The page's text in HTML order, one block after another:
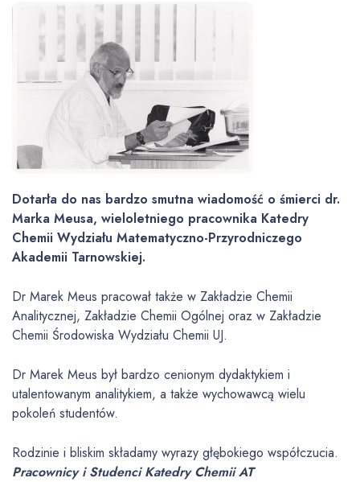
Dotarła do nas bardzo smutna wiadomość o śmierci dr.
Marka Meusa, wieloletniego pracownika Katedry
Chemii Wydziału Matematyczno-Przyrodniczego
Akademii Tarnowskiej.
Dr Marek Meus pracował także w Zakładzie Chemii
Analitycznej, Zakładzie Chemii Ogólnej oraz w Zakładzie
Chemii Środowiska Wydziału Chemii UJ.
Dr Marek Meus był bardzo cenionym dydaktykiem i
utalentowanym analitykiem, a także wychowawcą wielu
pokoleń studentów.
Rodzinie i bliskim składamy wyrazy głębokiego współczucia.
Pracownicy i Studenci Katedry Chemii AT